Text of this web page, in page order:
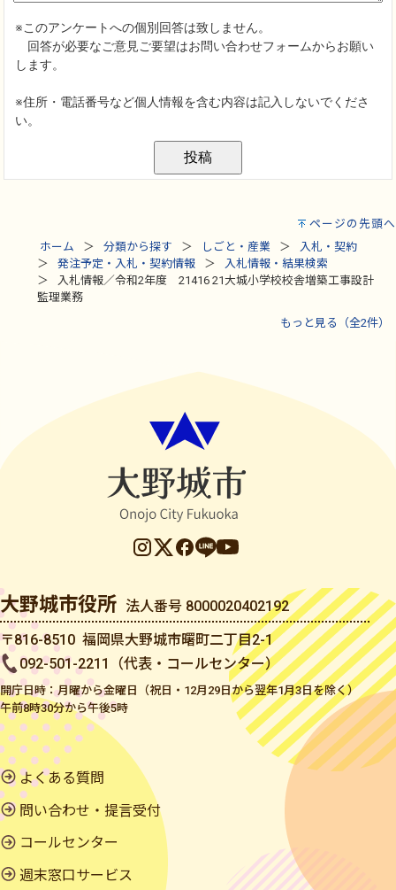
ページの先頭へ
ホーム
分類から探す しごと・産業
入札・契約
発注予定・入札・契約情報
入札情報・結果検索
入札情報／令和2年度 21416 21大城小学校校舎増築工事設計
監理業務
もっと見る（全2件）
大野城市役所 法人番号 8000020402192
〒816-8510 福岡県大野城市曙町二丁目2-1
092-501-2211（代表・コールセンター）
開庁日時：月曜から金曜日（祝日・12月29日から翌年1月3日を除く）
午前8時30分から午後5時
よくある質問
問い合わせ・提言受付
コールセンター
週末窓口サービス